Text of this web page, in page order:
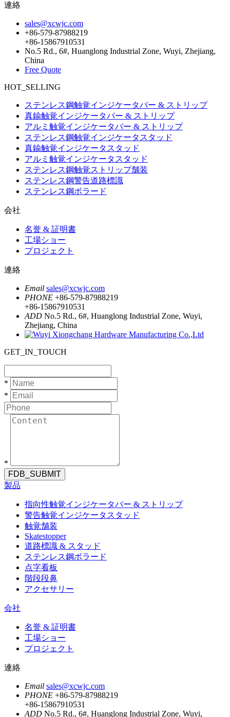
連絡
sales@xcwjc.com
+86-579-87988219
+86-15867910531
No.5 Rd., 6#, Huanglong Industrial Zone, Wuyi, Zhejiang,
China
Free Quote
HOT_SELLING
ステンレス鋼触覚インジケータバー & ストリップ
真鍮触覚インジケータバー & ストリップ
アルミ触覚インジケータバー & ストリップ
ステンレス鋼触覚インジケータスタッド
真鍮触覚インジケータスタッド
アルミ触覚インジケータスタッド
ステンレス鋼触覚ストリップ舗装
ステンレス鋼警告道路標識
ステンレス鋼ボラード
会社
名誉 & 証明書
工場ショー
プロジェクト
連絡
Email sales@xcwjc.com
PHONE +86-579-87988219
+86-15867910531
ADD No.5 Rd., 6#, Huanglong Industrial Zone, Wuyi,
Zhejiang, China
GET_IN_TOUCH
*
*
*
FDB_SUBMIT
製品
指向性触覚インジケータバー & ストリップ
警告触覚インジケータスタッド
触覚舗装
Skatestopper
道路標識 & スタッド
ステンレス鋼ボラード
点字看板
階段段鼻
アクセサリー
会社
名誉 & 証明書
工場ショー
プロジェクト
連絡
Email sales@xcwjc.com
PHONE +86-579-87988219
+86-15867910531
ADD No.5 Rd., 6#, Huanglong Industrial Zone, Wuyi,